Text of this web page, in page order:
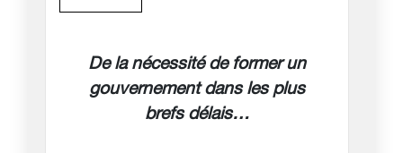
De la nécessité de former un
gouvernement dans les plus
brefs délais…